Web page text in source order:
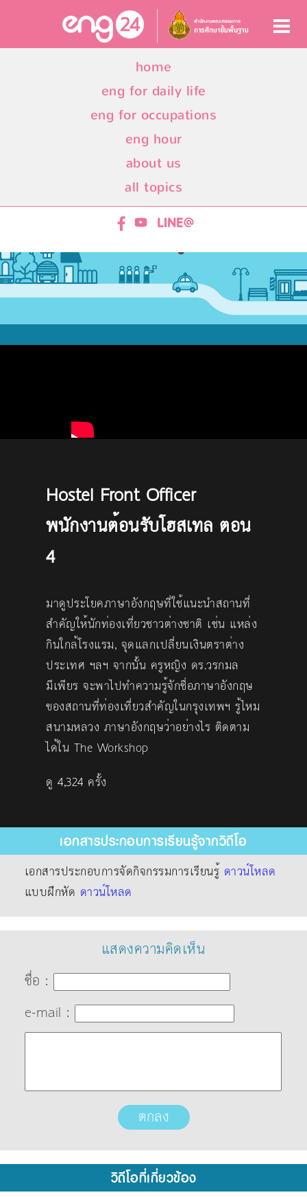
home
eng for daily life
eng for occupations
eng hour
about us
all topics
Hostel Front Officer
พนักงานต้อนรับโฮสเทล ตอน
4
มาดูประโยคภาษาอังกฤษที่ใช้แนะนำสถานที่
สำคัญให้นักท่องเที่ยวชาวต่างชาติ เช่น แหล่ง
กินใกล้โรงแรม, จุดแลกเปลี่ยนเงินตราต่าง
ประเทศ ฯลฯ จากนั้น ครูหญิง ดร.วรกมล
มีเพียร จะพาไปทำความรู้จักชื่อภาษาอังกฤษ
ของสถานที่ท่องเที่ยวสำคัญในกรุงเทพฯ รู้ไหม
สนามหลวง ภาษาอังกฤษว่าอย่างไร ติดตาม
ได้ใน The Workshop
ดู 4,324 ครั้ง
เอกสารประกอบการเรียนรู้จากวิดีโอ
เอกสารประกอบการจัดกิจกรรมการเรียนรู้ ดาวน์โหลด
แบบฝึกหัด ดาวน์โหลด
แสดงความคิดเห็น
ชื่อ :
e-mail :
วิดีโอที่เกี่ยวข้อง